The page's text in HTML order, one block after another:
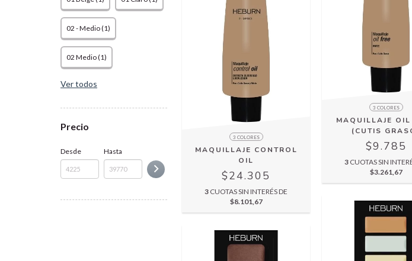
02 - Medio (1)
02 Medio (1)
Ver todos
Precio
Desde Hasta
3 COLORES
MAQUILLAJE CONTROL
OIL
$24.305
3 CUOTAS SIN INTERÉS DE
$8.101,67
3 COLORES
MAQUILLAJE OIL
(CUTIS
$9.785
3 CUOTAS SIN
$3.261,67